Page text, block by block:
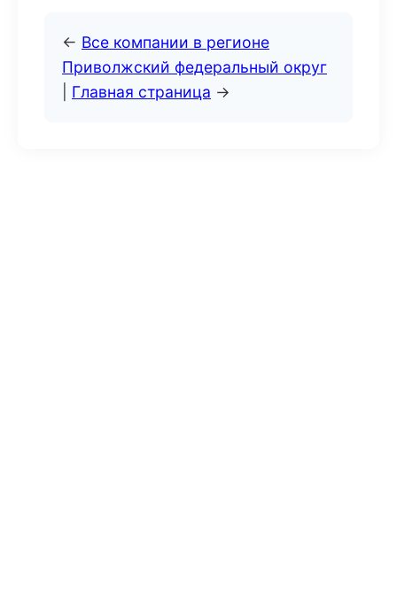
← Все компании в регионе
Приволжский федеральный округ
Главная страница →